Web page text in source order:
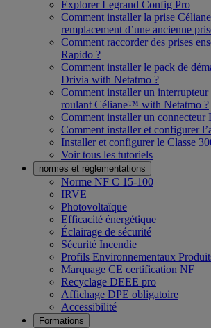
Explorer Legrand Config Pro
Comment installer la prise
remplacement d’une ancienne
Comment raccorder des prises
Rapido ?
Comment installer le pack de
Drivia with Netatmo ?
Comment installer un
roulant Céliane™ with Netatmo ?
Comment installer un connecteur
Comment installer et configurer
Installer et configurer le Classe
Voir tous les tutoriels
normes et réglementations
Norme NF C 15-100
IRVE
Photovoltaïque
Efficacité énergétique
Éclairage de sécurité
Sécurité Incendie
Profils Environnementaux
Marquage CE certification NF
Recyclage DEEE pro
Affichage DPE obligatoire
Accessibilité
Formations